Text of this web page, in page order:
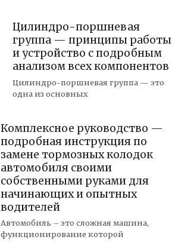
Цилиндро-поршневая
группа — принципы работы
и устройство с подробным
анализом всех компонентов
Цилиндро-поршневая группа — это
одна из основных
Комплексное руководство —
подробная инструкция по
замене тормозных колодок
автомобиля своими
собственными руками для
начинающих и опытных
водителей
Автомобиль – это сложная машина,
функционирование которой